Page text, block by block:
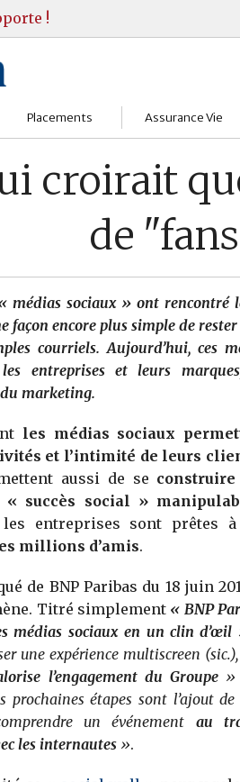
!
Placements
Fonds d’investissments
Assurance vie
Livrets
Immobilier
Assurance Vie
Choisir
Comprendre
Contrats
Gérer
croirait
de
médias sociaux » ont rencontré
façon encore plus simple de
courriels. Aujourd’hui, ces
les entreprises et leurs
marketing.
les médias sociaux
et l’intimité de leurs
aussi de se
succès social »
les entreprises sont prêtes à
millions d’amis.
de BNP Paribas du 18 juin
Titré simplement « BNP
médias sociaux en un clin d’œil
une expérience multiscreen
l’engagement du Groupe»
prochaines étapes sont l’ajout
un événement au
les internautes ».